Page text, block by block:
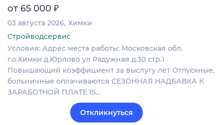
от 65 000 ₽
03 августа 2026 Химки
Стройводсервис
Условия: Адрес места работы: Московская обл.
г.о.Химки д.Юрлово ул Радужная д.30 стр.1
Повышающий коэффициент за выслугу лет Отпускные,
больничные оплачиваются СЕЗОННАЯ НАДБАВКА К
ЗАРАБОТНОЙ ПЛАТЕ 15…
Откликнуться